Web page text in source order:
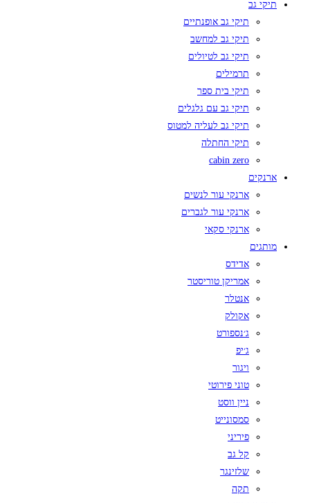
תיקי גב
תיקי גב אופנתיים
תיקי גב למחשב
תיקי גב לטיולים
תרמילים
תיקי בית ספר
תיקי גב עם גלגלים
תיקי גב לעליה למטוס
תיקי החתלה
cabin zero
ארנקים
ארנקי עור לנשים
ארנקי עור לגברים
ארנקי סקאי
מותגים
אדידס
אמריקן טוריסטר
אנטלר
אקולק
ג׳נספורט
ג׳יפ
ויגור
טוני פירוטי
ניין ווסט
סמסונייט
פיריני
קל גב
שלזינגר
תקה